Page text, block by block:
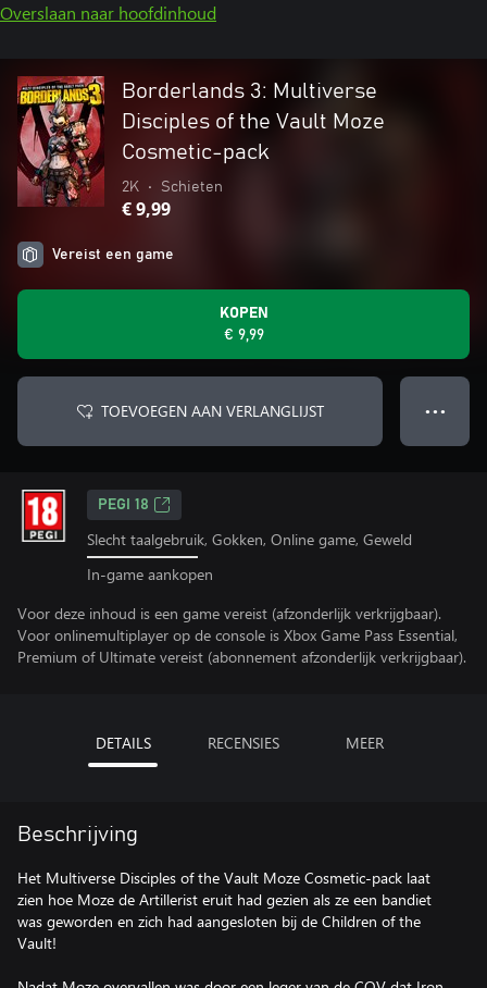
Overslaan naar hoofdinhoud
Borderlands 3: Multiverse
Disciples of the Vault Moze
Cosmetic-pack
2K • Schieten
€ 9,99
Vereist een game
KOPEN
€ 9,99
TOEVOEGEN AAN VERLANGLIJST ● ● ●
PEGI 18
Slecht taalgebruik, Gokken, Online game, Geweld
In-game aankopen
Voor deze inhoud is een game vereist (afzonderlijk verkrijgbaar).
Voor onlinemultiplayer op de console is Xbox Game Pass Essential,
Premium of Ultimate vereist (abonnement afzonderlijk verkrijgbaar).
DETAILS RECENSIES MEER
Beschrijving
Het Multiverse Disciples of the Vault Moze Cosmetic-pack laat
zien hoe Moze de Artillerist eruit had gezien als ze een bandiet
was geworden en zich had aangesloten bij de Children of the
Vault!